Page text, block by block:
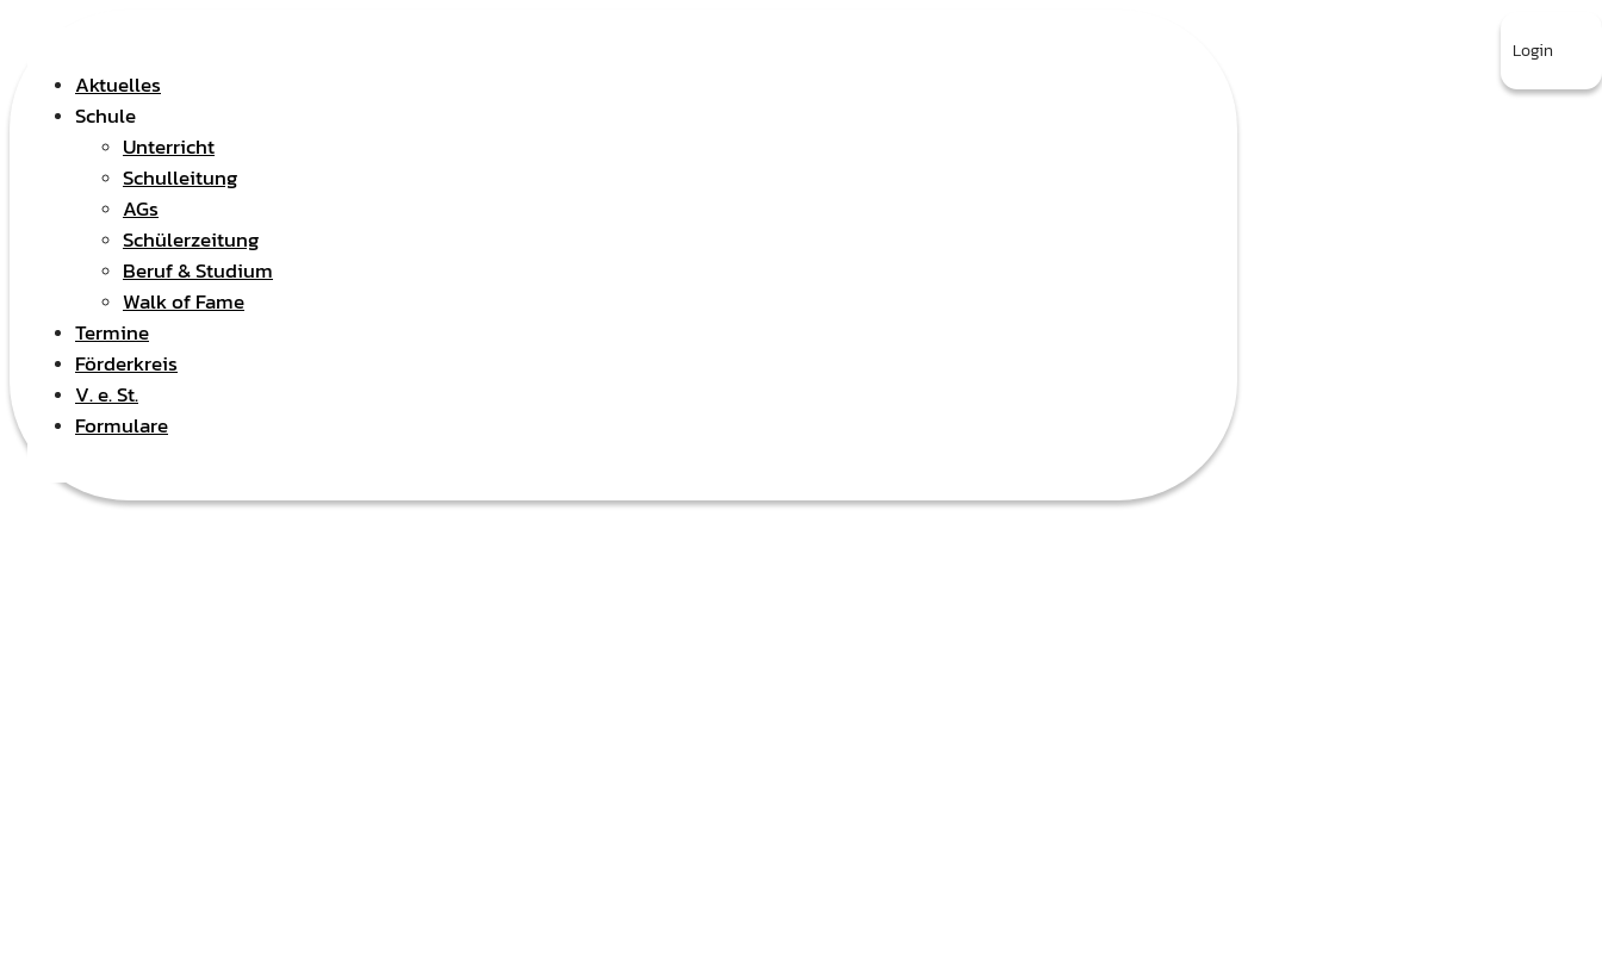
Login
Aktuelles
Schule
Unterricht
Schulleitung
AGs
Schülerzeitung
Beruf & Studium
Walk of Fame
Termine
Förderkreis
V. e. St.
Formulare